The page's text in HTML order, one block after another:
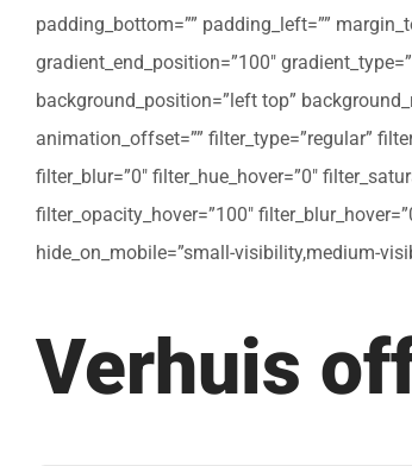
padding_bottom=”” padding_left=””
gradient_end_position=”100″
background_position=”left top”
animation_offset=”” filter_type=”regular”
filter_blur=”0″ filter_hue_hover=”0″
filter_opacity_hover=”100″
hide_on_mobile=”small-visibility,medium-
Verhuis